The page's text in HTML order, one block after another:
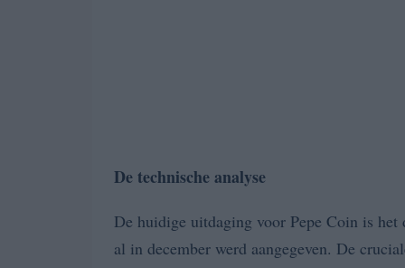
De technische analyse
De huidige uitdaging voor Pepe Coin is
al in december werd aangegeven. De